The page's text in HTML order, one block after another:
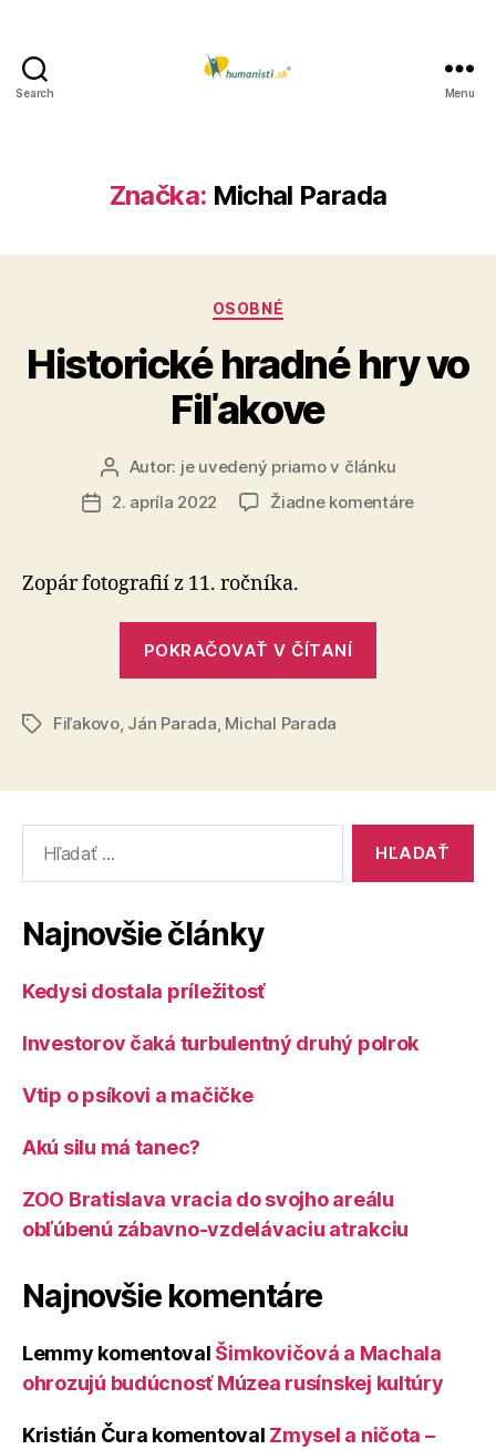
Search Menu
Značka: Michal Parada
Kategórie
OSOBNÉ
Historické hradné hry vo
Fiľakove
Autor
článku
Autor: je uvedený priamo v článku
Dátum
2. apríla 2022 Žiadne komentárena
Zopár fotografií z 11. ročníka.
POKRAČOVAŤ V ČÍTANÍ
ZnačkyFiľakovo, Ján Parada, Michal Parada
Najnovšie články
Kedysi dostala príležitosť
Investorov čaká turbulentný druhý polrok
Vtip o psíkovi a mačičke
Akú silu má tanec?
ZOO Bratislava vracia do svojho areálu
obľúbenú zábavno-vzdelávaciu atrakciu
Najnovšie komentáre
Lemmy komentoval Šimkovičová a Machala
ohrozujú budúcnosť Múzea rusínskej kultúry
Kristián Čura komentoval Zmysel a ničota –